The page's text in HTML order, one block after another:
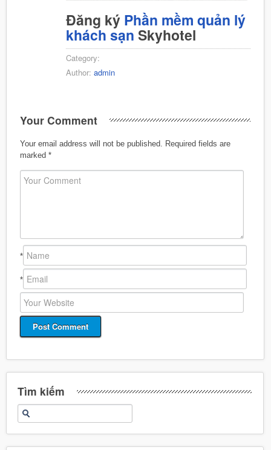
Đăng ký Phần mềm quản lý
khách sạn Skyhotel
Category:
Author: admin
Your Comment
Your email address will not be published.
Required fields are
marked *
*
*
Tìm kiếm